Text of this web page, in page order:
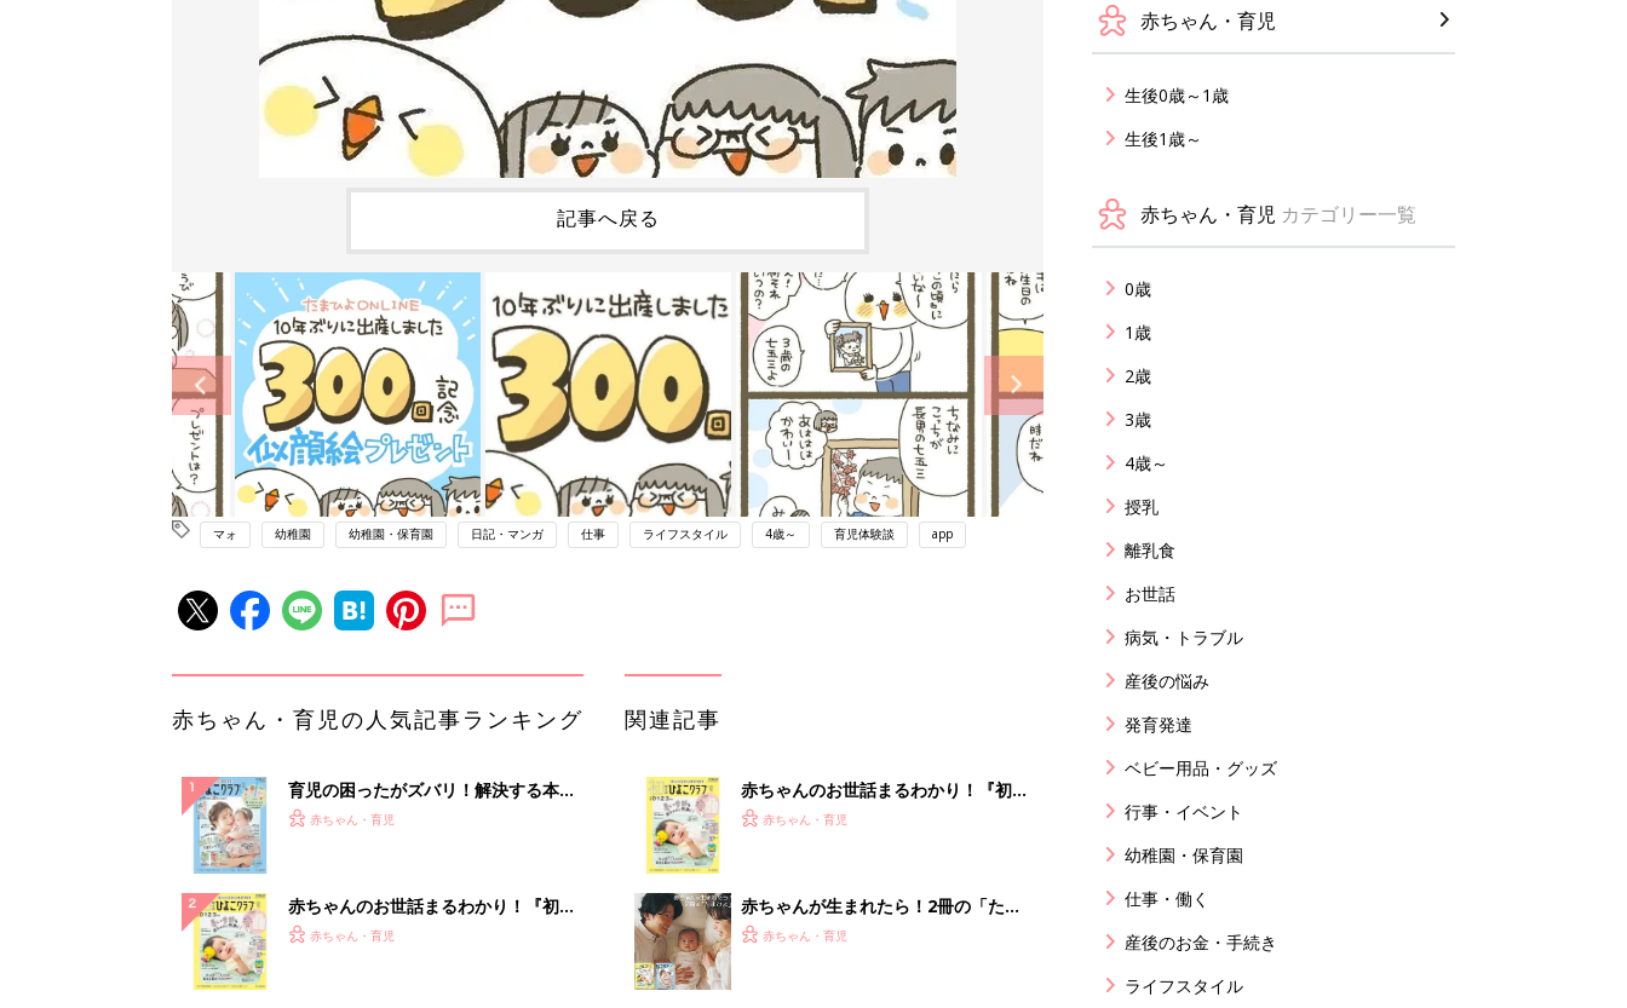
記事へ戻る
マォ 幼稚園 幼稚園・保育園 日記・マンガ 仕事 ライフスタイル 4歳～ 育児体験談 app
赤ちゃん・育児の人気記事ランキング
育児の困ったがズバリ！解決する本
『ひよこクラブ 夏号』 4カ月～2才
赤ちゃん・育児
赤ちゃんのお世話まるわかり！『初め
てのひよこクラブ 夏号』〈巻頭大特
赤ちゃん・育児
関連記事
赤ちゃんのお世話まるわかり！『初め
てのひよこクラブ 夏号』〈巻頭大特
赤ちゃん・育児
赤ちゃんが生まれたら！2冊の「たま
ひよ」
赤ちゃん・育児
赤ちゃん・育児
生後0歳～1歳
生後1歳～
赤ちゃん・育児 カテゴリー一覧
0歳
1歳
2歳
3歳
4歳～
授乳
離乳食
お世話
病気・トラブル
産後の悩み
発育発達
ベビー用品・グッズ
行事・イベント
幼稚園・保育園
仕事・働く
産後のお金・手続き
ライフスタイル